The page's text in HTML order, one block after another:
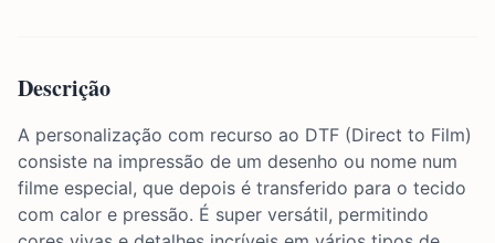
Descrição
A personalização com recurso ao DTF (Direct to Film)
consiste na impressão de um desenho ou nome num
filme especial, que depois é transferido para o tecido
com calor e pressão. É super versátil, permitindo